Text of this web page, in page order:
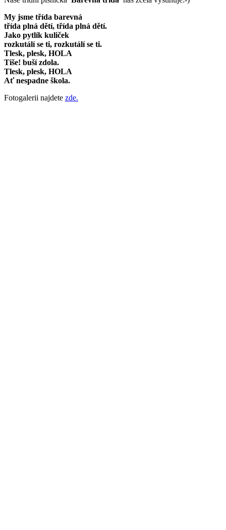
My jsme třída barevná
třída plná dětí, třída plná dětí.
Jako pytlík kuliček
rozkutálí se ti, rozkutálí se ti.
Tlesk, plesk, HOLA
Tiše! buší zdola.
Tlesk, plesk, HOLA
Ať nespadne škola.
Fotogalerii najdete zde.